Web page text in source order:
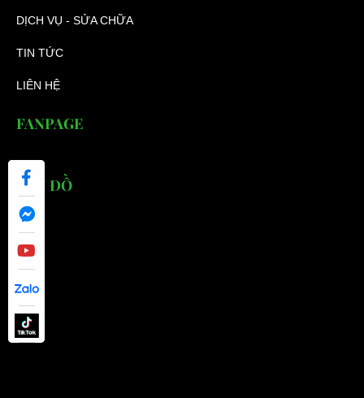
DỊCH VỤ - SỬA CHỮA
TIN TỨC
LIÊN HỆ
FANPAGE
BẢN ĐỒ